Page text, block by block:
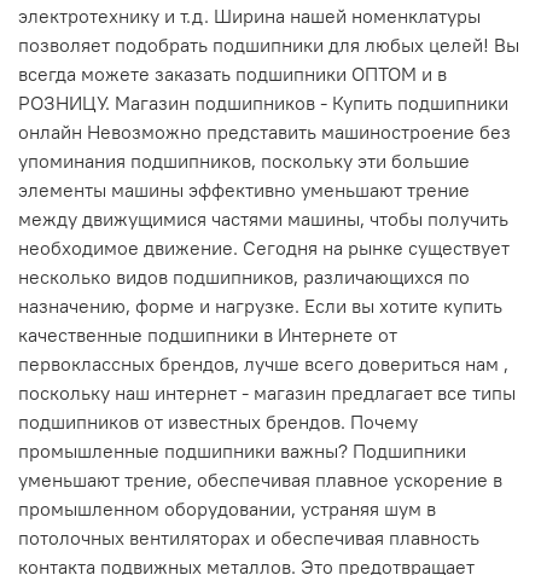
электротехнику и т.д. Ширина нашей номенклатуры
позволяет подобрать подшипники для любых целей! Вы
всегда можете заказать подшипники ОПТОМ и в
РОЗНИЦУ. Магазин подшипников - Купить подшипники
онлайн Невозможно представить машиностроение без
упоминания подшипников, поскольку эти большие
элементы машины эффективно уменьшают трение
между движущимися частями машины, чтобы получить
необходимое движение. Сегодня на рынке существует
несколько видов подшипников, различающихся по
назначению, форме и нагрузке. Если вы хотите купить
качественные подшипники в Интернете от
первоклассных брендов, лучше всего довериться нам ,
поскольку наш интернет - магазин предлагает все типы
подшипников от известных брендов. Почему
промышленные подшипники важны? Подшипники
уменьшают трение, обеспечивая плавное ускорение в
промышленном оборудовании, устраняя шум в
потолочных вентиляторах и обеспечивая плавность
контакта подвижных металлов. Это предотвращает